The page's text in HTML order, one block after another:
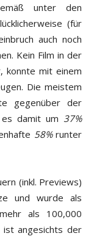
unter den
(für
auch noch
Kein Film in der
konnte mit einem
Die meistem
gegenüber der
damit um 37%
58%runter
(inkl. Previews)
und wurde als
als 100,000
ist angesichts der